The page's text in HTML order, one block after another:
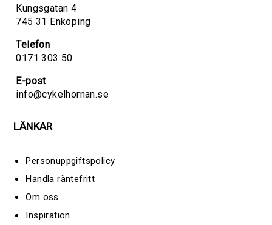
Kungsgatan 4
745 31 Enköping
Telefon
0171 303 50
E-post
info@cykelhornan.se
LÄNKAR
Personuppgiftspolicy
Handla räntefritt
Om oss
Inspiration